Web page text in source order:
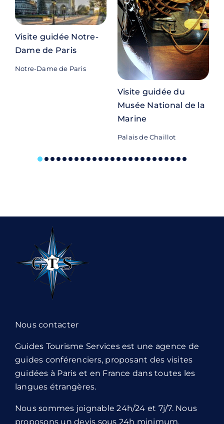
Visite guidée Notre-
Dame de Paris
Notre-Dame de Paris
Visite guidée du
Musée National de la
Marine
Palais de Chaillot
Nous contacter
Guides Tourisme Services est une agence de
guides conférenciers, proposant des visites
guidées à Paris et en France dans toutes les
langues étrangères.
Nous sommes joignable 24h/24 et 7j/7. Nous
proposons un devis sous 24h minimum.